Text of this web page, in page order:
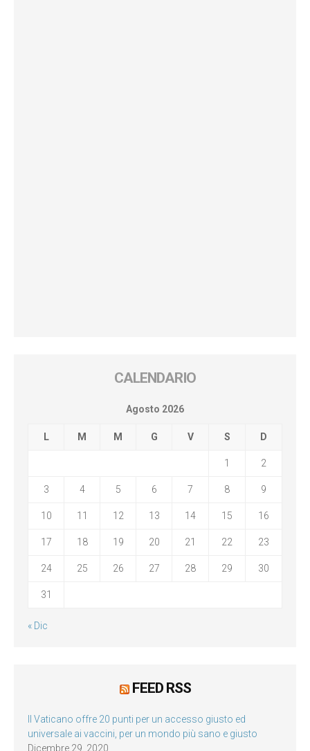
CALENDARIO
Agosto 2026
L M M G V S D
1 2
3 4 5 6 7 8 9
10 11 12 13 14 15 16
17 18 19 20 21 22 23
24 25 26 27 28 29 30
31
« Dic
FEED RSS
Il Vaticano offre 20 punti per un accesso giusto ed
universale ai vaccini, per un mondo più sano e giusto
Dicembre 29, 2020